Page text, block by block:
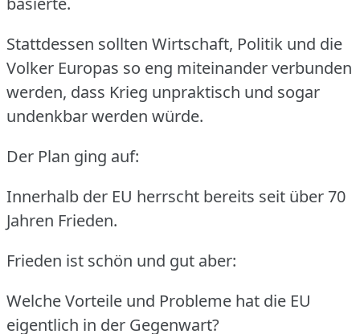
Stattdessen sollten Wirtschaft, Politik und die
Volker Europas so eng miteinander verbunden
werden, dass Krieg unpraktisch und sogar
undenkbar werden würde.
Der Plan ging auf:
Innerhalb der EU herrscht bereits seit über 70
Jahren Frieden.
Frieden ist schön und gut aber:
Welche Vorteile und Probleme hat die EU
eigentlich in der Gegenwart?